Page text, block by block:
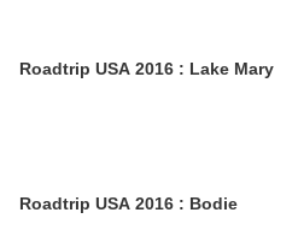
Roadtrip USA 2016 : Lake Mary
Roadtrip USA 2016 : Bodie